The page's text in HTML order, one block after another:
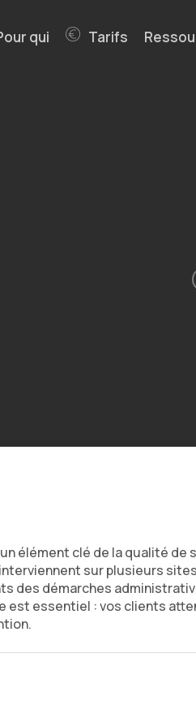
qui Tarifs
élément clé de la qualité
sur plusieurs
des démarches
est essentiel : vos clients